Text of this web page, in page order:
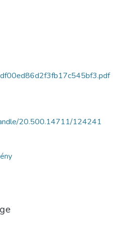
20.500.14711/124241